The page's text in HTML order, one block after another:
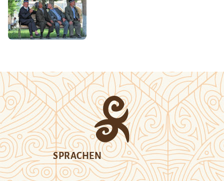
SPRACHEN